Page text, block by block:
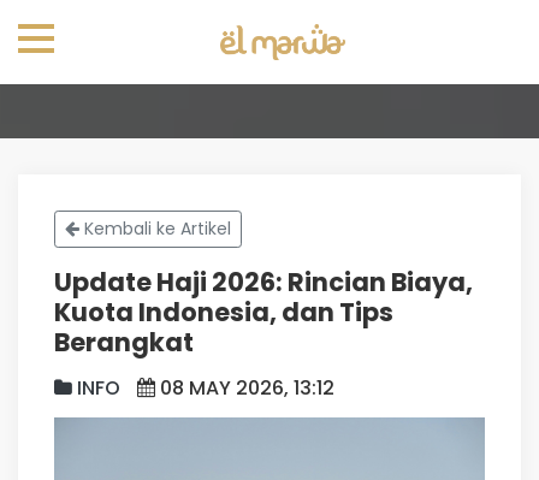
Kembali ke Artikel
Update Haji 2026: Rincian Biaya,
Kuota Indonesia, dan Tips
Berangkat
INFO 08 MAY 2026, 13:12